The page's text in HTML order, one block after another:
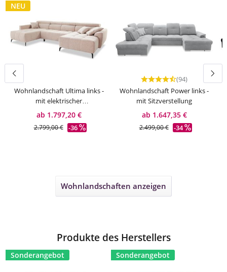
NEU
Wohnlandschaft Ultima links -
mit elektrischer
Sitztiefenverstellung
ab 1.797,20 €
2.799,00 € -36
Durchschnittliche
(94)
Wohnlandschaft Power links -
mit Sitzverstellung
ab 1.647,35 €
2.499,00 € -34
Wohnlandschaften anzeigen
Produkte des Herstellers
Sonderangebot Sonderangebot